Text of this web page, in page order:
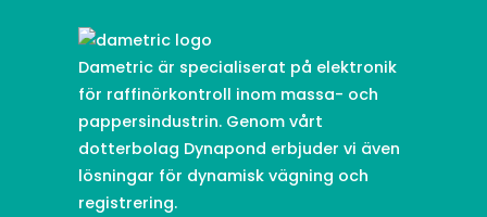
Dametric är specialiserat på elektronik
för raffinörkontroll inom massa- och
pappersindustrin. Genom vårt
dotterbolag Dynapond erbjuder vi även
lösningar för dynamisk vägning och
registrering.